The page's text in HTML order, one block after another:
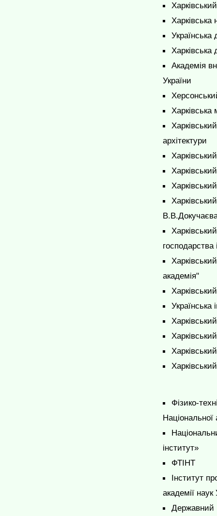
Харківська
Українська
Харківська
Академія
України
Харківська
архітектури
академія"
Українська
Фізико-
Національної
інститут»
ФТІНТ
Інститут
академії наук
Державний